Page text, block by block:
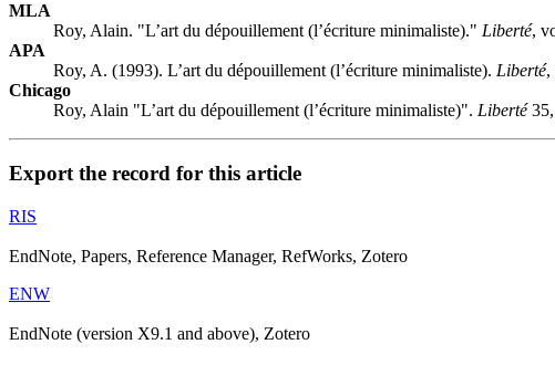
MLA
Roy, Alain. "L’art du dépouillement (l’écriture minimaliste)." Liberté,
APA
Roy, A. (1993). L’art du dépouillement (l’écriture minimaliste). Liberté,
Chicago
Roy, Alain "L’art du dépouillement (l’écriture minimaliste)". Liberté35,
Export the record for this article
RIS
EndNote, Papers, Reference Manager, RefWorks, Zotero
ENW
EndNote (version X9.1 and above), Zotero